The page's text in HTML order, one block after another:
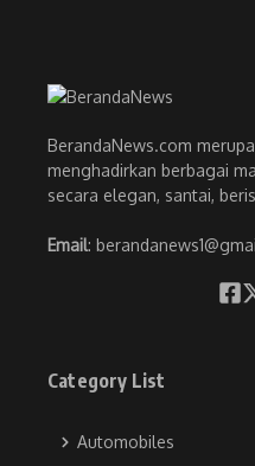
BerandaNews.com
menghadirkan berbagai
secara elegan, santai,
Email:
Category List
Automobiles